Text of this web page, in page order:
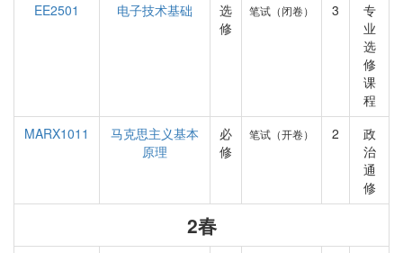
EE2501
电子技术基础
选
修
笔试（闭卷） 3
专
业
选
修
课
程
MARX1011
马克思主义基本
原理
必
修
笔试（开卷） 2
政
治
通
修
2春